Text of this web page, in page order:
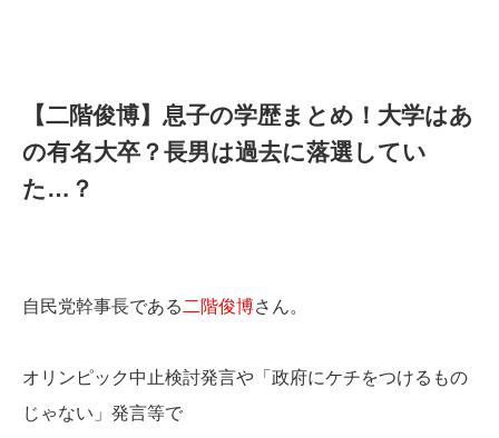
【二階俊博】息子の学歴まとめ！大学はあ
の有名大卒？長男は過去に落選してい
た…？
自民党幹事長である 二階俊博さん。
オリンピック中止検討発言や「政府にケチをつけるもの
じゃない」発言等で